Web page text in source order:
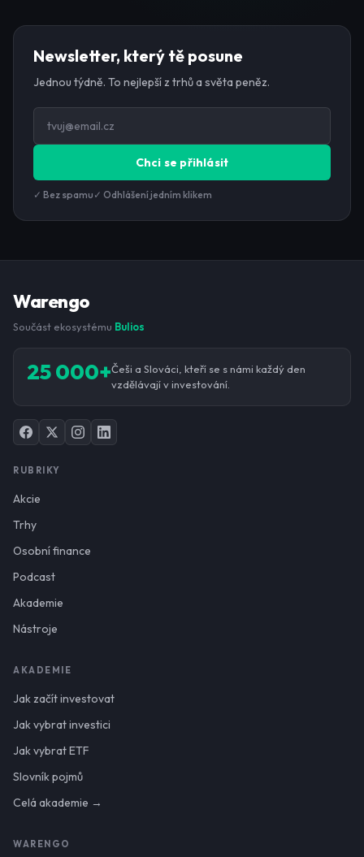
Newsletter, který tě posune
Jednou týdně. To nejlepší z trhů a světa peněz.
Chci se přihlásit
✓ Bez spamu ✓ Odhlášení jedním klikem
Warengo
Součást ekosystému Bulios
25 000+Češi a Slováci, kteří se s námi každý den
vzdělávají v investování.
RUBRIKY
Akcie
Trhy
Osobní finance
Podcast
Akademie
Nástroje
AKADEMIE
Jak začít investovat
Jak vybrat investici
Jak vybrat ETF
Slovník pojmů
Celá akademie →
WARENGO